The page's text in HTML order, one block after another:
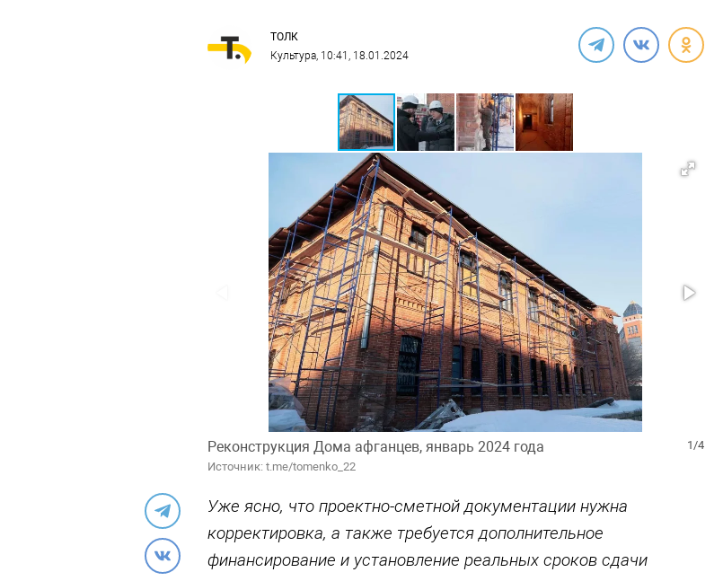
ТОЛК
Культура, 10:41, 18.01.2024
1/4
Реконструкция Дома афганцев, январь 2024 года
Источник: t.me/tomenko_22
Уже ясно, что проектно-сметной документации нужна
корректировка, а также требуется дополнительное
финансирование и установление реальных сроков сдачи